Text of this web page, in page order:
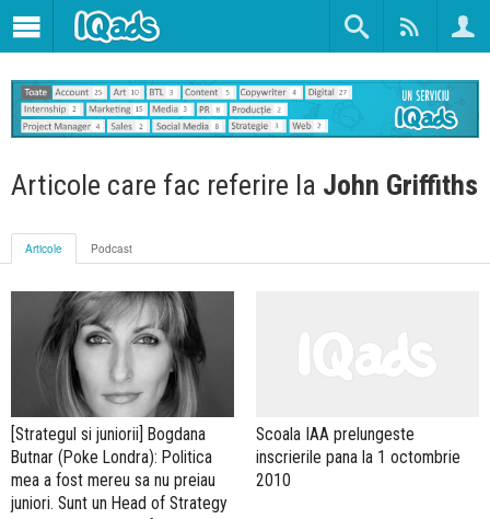
Articole care fac referire la John Griffiths
Articole Podcast
[Strategul si juniorii] Bogdana
Butnar (Poke Londra): Politica
mea a fost mereu sa nu preiau
juniori. Sunt un Head of Strategy
Scoala IAA prelungeste
inscrierile pana la 1 octombrie
2010